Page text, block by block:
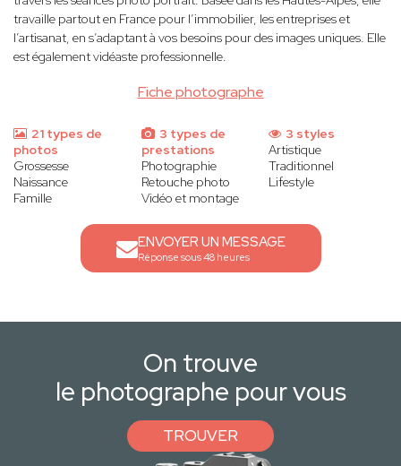
Fiche photographe
travaille partout en France pour l’immobilier, les entreprises et
l’artisanat, en s’adaptant à vos besoins pour des images uniques. Elle
est également vidéaste professionnelle.
21 types de
photos
Grossesse
Naissance
Famille
3 types de
prestations
Photographie
Retouche photo
Vidéo et montage
3 styles
Artistique
Traditionnel
Lifestyle
ENVOYER UN MESSAGE
Réponse sous 48 heures
On trouve
le photographe pour vous
TROUVER